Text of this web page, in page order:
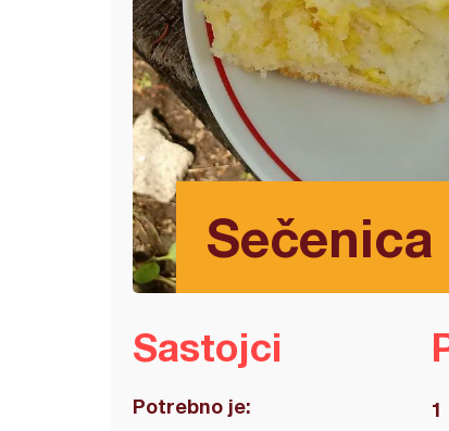
Sečenica
Sastojci
Potrebno je: